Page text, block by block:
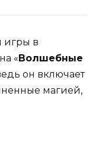
игры в
«Волшебные
он включает
магией,